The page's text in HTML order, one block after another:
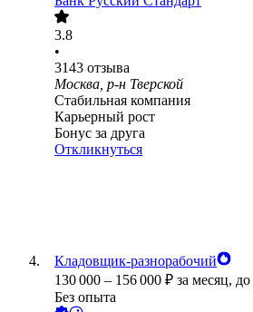
3.8
•
3143 отзыва
Москва, р-н Тверской
Стабильная компания
Карьерный рост
Бонус за друга
Откликнуться
Кладовщик-разнорабочий
130 000 – 156 000 ₽ за месяц,
Без опыта